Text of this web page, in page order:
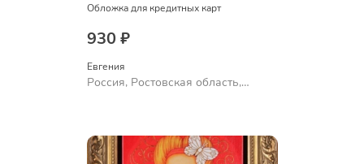
Обложка для кредитных карт
930 ₽
Евгения
Россия, Ростовская область,